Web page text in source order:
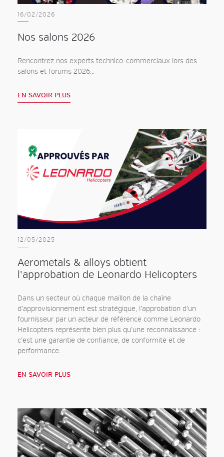
16/02/2026
Nos salons 2026
Rencontrez nos experts technico-commerciaux lors des
salons et forums 2026...
EN SAVOIR PLUS
12/05/2025
Aerometals & alloys obtient
l'approbation de Leonardo Helicopters
Dans un secteur où chaque maillon de la chaîne
d’approvisionnement est stratégique, l’approbation d’un
fournisseur par un acteur de référence comme Leonardo
Helicopters représente bien plus qu’une reconnaissance :
c’est une garantie de confiance, de conformité et de
performance.
EN SAVOIR PLUS